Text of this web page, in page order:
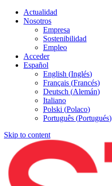
Actualidad
Nosotros
Empresa
Sostenibilidad
Empleo
Acceder
Español
English (Inglés)
Français (Francés)
Deutsch (Alemán)
Italiano
Polski (Polaco)
Português (Portugués)
Skip to content